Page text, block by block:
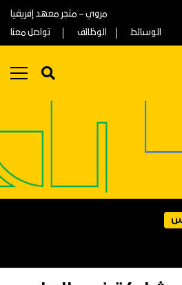
مروي – متجر معهد إفريقيا
الوسائط
الوظائف تواصل معنا